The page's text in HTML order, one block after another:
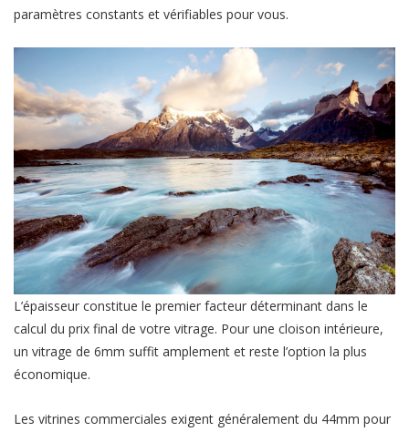
paramètres constants et vérifiables pour vous.
L’épaisseur constitue le premier facteur déterminant dans le
calcul du prix final de votre vitrage. Pour une cloison intérieure,
un vitrage de 6mm suffit amplement et reste l’option la plus
économique.
Les vitrines commerciales exigent généralement du 44mm pour